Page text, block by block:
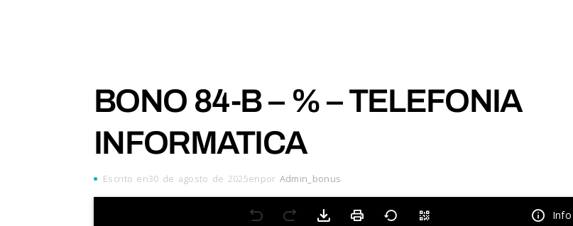
BONO 84-B – % – TELEFONIA
INFORMATICA
Escrito en30 de agosto de 2025enpor Admin_bonus
Info